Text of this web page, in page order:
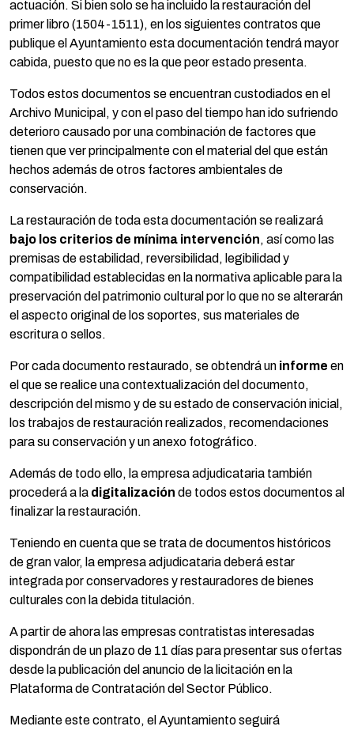
actuación. Si bien solo se ha incluido la restauración del
primer libro (1504-1511), en los siguientes contratos que
publique el Ayuntamiento esta documentación tendrá mayor
cabida, puesto que no es la que peor estado presenta.
Todos estos documentos se encuentran custodiados en el
Archivo Municipal, y con el paso del tiempo han ido sufriendo
deterioro causado por una combinación de factores que
tienen que ver principalmente con el material del que están
hechos además de otros factores ambientales de
conservación.
La restauración de toda esta documentación se realizará
bajo los criterios de mínima intervención, así como las
premisas de estabilidad, reversibilidad, legibilidad y
compatibilidad establecidas en la normativa aplicable para la
preservación del patrimonio cultural por lo que no se alterarán
el aspecto original de los soportes, sus materiales de
escritura o sellos.
Por cada documento restaurado, se obtendrá un informe en
el que se realice una contextualización del documento,
descripción del mismo y de su estado de conservación inicial,
los trabajos de restauración realizados, recomendaciones
para su conservación y un anexo fotográfico.
Además de todo ello, la empresa adjudicataria también
procederá a la digitalización de todos estos documentos al
finalizar la restauración.
Teniendo en cuenta que se trata de documentos históricos
de gran valor, la empresa adjudicataria deberá estar
integrada por conservadores y restauradores de bienes
culturales con la debida titulación.
A partir de ahora las empresas contratistas interesadas
dispondrán de un plazo de 11 días para presentar sus ofertas
desde la publicación del anuncio de la licitación en la
Plataforma de Contratación del Sector Público.
Mediante este contrato, el Ayuntamiento seguirá